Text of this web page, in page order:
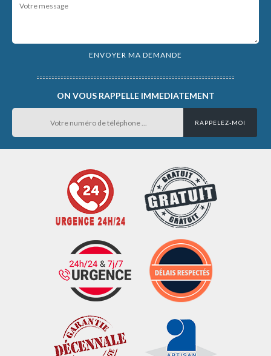
ON VOUS RAPPELLE IMMEDIATEMENT